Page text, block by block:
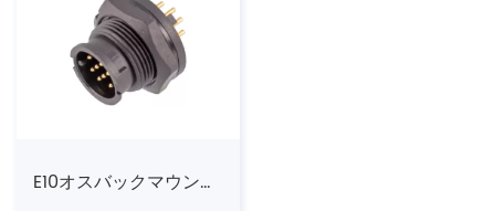
Umber of Cores：2、
3、4、5、6、7、8pins
終了方法：はんだ
シールド：いいえ
E10オスバックマウントPCBレセプタクル（銃剣）